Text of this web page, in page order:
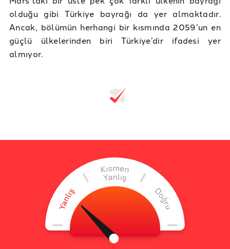
olduğu gibi Türkiye bayrağı da yer almaktadır.
Ancak, bölümün herhangi bir kısmında 2059’un en
güçlü ülkelerinden biri Türkiye’dir ifadesi yer
almıyor.